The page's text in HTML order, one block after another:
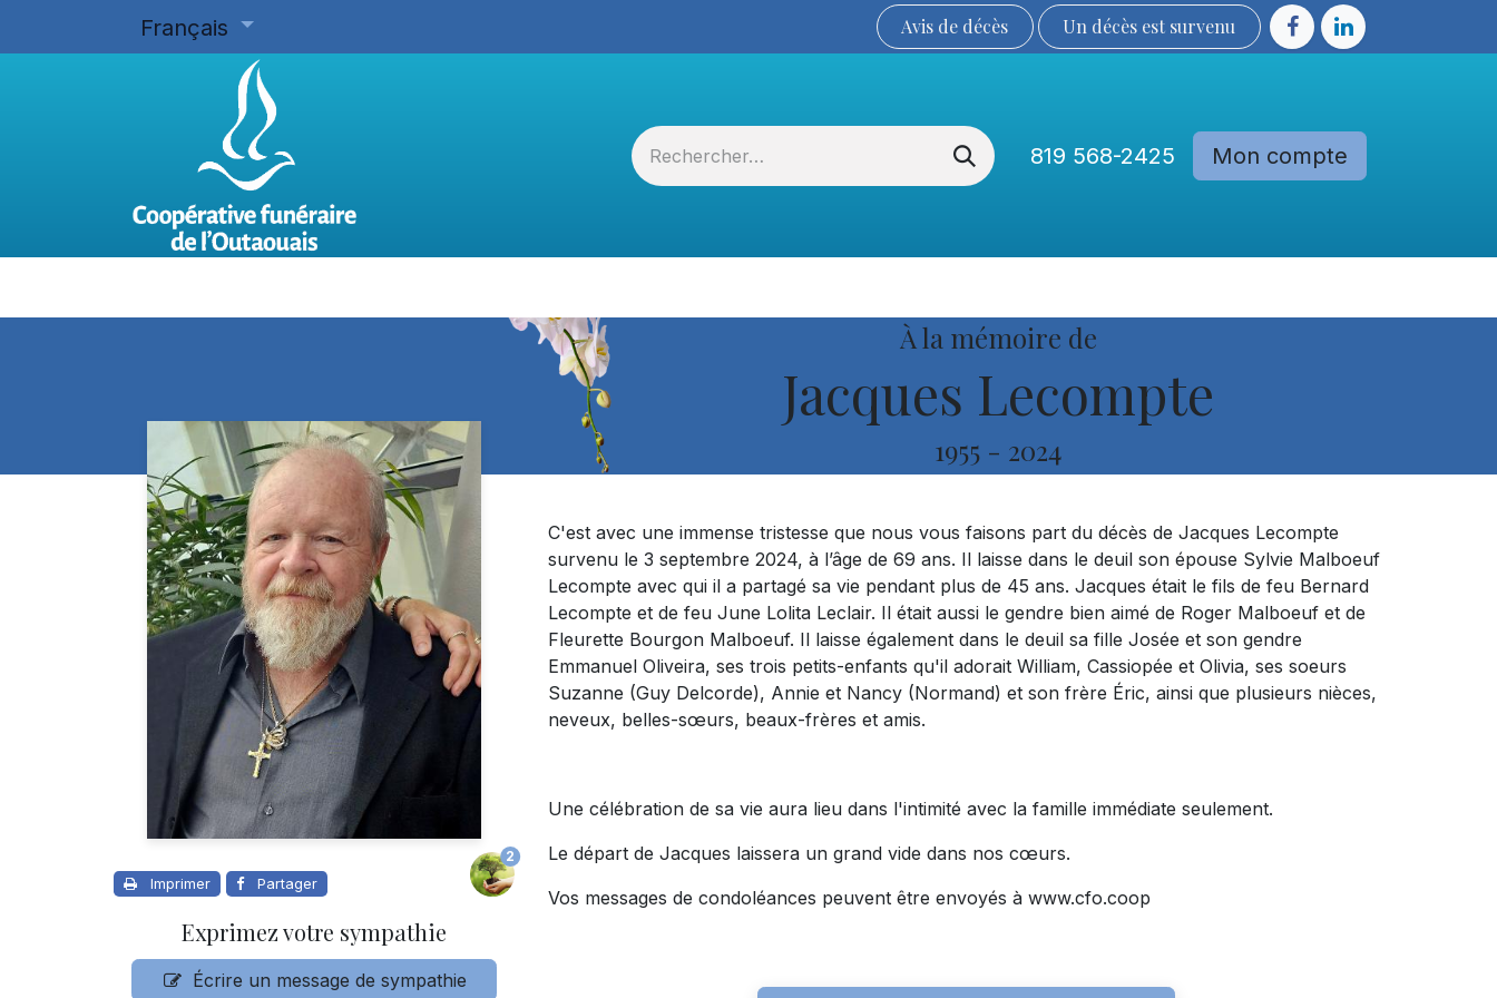
Français Avis de décès Un décès est sur​​​​​​​​ve​nu​​​​​​​​​​
819 568-2425 Mon compte
À la mémoire de
Jacques Lecompte
1955 - 2024
Imprimer Partager
2
Exprimez votre sympathie
Écrire un message de sympathie
C'est avec une immense tristesse que nous vous faisons part du décès de Jacques Lecompte
survenu le 3 septembre 2024, à l’âge de 69 ans. Il laisse dans le deuil son épouse Sylvie Malboeuf
Lecompte avec qui il a partagé sa vie pendant plus de 45 ans. Jacques était le fils de feu Bernard
Lecompte et de feu June Lolita Leclair. Il était aussi le gendre bien aimé de Roger Malboeuf et de
Fleurette Bourgon Malboeuf. Il laisse également dans le deuil sa fille Josée et son gendre
Emmanuel Oliveira, ses trois petits-enfants qu'il adorait William, Cassiopée et Olivia, ses soeurs
Suzanne (Guy Delcorde), Annie et Nancy (Normand) et son frère Éric, ainsi que plusieurs nièces,
neveux, belles-sœurs, beaux-frères et amis.
Une célébration de sa vie aura lieu dans l'intimité avec la famille immédiate seulement.
Le départ de Jacques laissera un grand vide dans nos cœurs.
Vos messages de condoléances peuvent être envoyés à www.cfo.coop